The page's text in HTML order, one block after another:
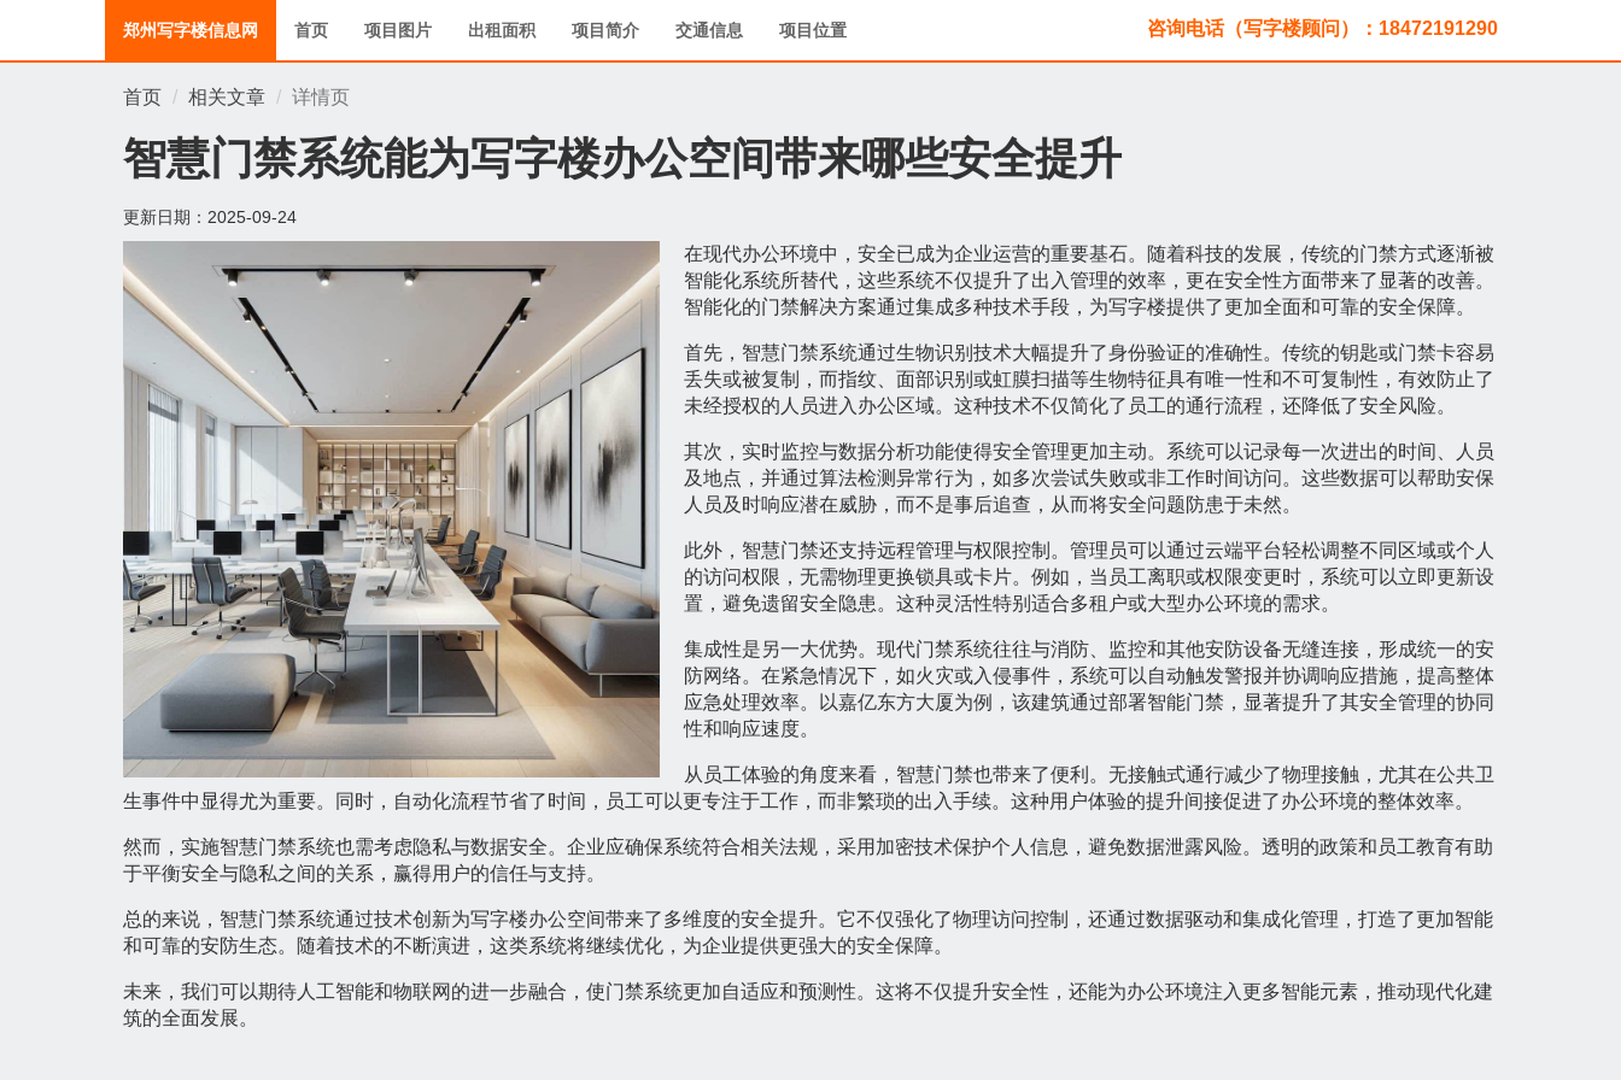
郑州写字楼信息网 首页 项目图片 出租面积 项目简介 交通信息 项目位置 咨询电话（写字楼顾问）：18472191290
首页 相关文章 详情页
智慧门禁系统能为写字楼办公空间带来哪些安全提升
更新日期： 2025-09-24
在现代办公环境中，安全已成为企业运营的重要基石。随着科技的发展，传统的门禁方式逐渐被
智能化系统所替代，这些系统不仅提升了出入管理的效率，更在安全性方面带来了显著的改善。
智能化的门禁解决方案通过集成多种技术手段，为写字楼提供了更加全面和可靠的安全保障。
首先，智慧门禁系统通过生物识别技术大幅提升了身份验证的准确性。传统的钥匙或门禁卡容易
丢失或被复制，而指纹、面部识别或虹膜扫描等生物特征具有唯一性和不可复制性，有效防止了
未经授权的人员进入办公区域。这种技术不仅简化了员工的通行流程，还降低了安全风险。
其次，实时监控与数据分析功能使得安全管理更加主动。系统可以记录每一次进出的时间、人员
及地点，并通过算法检测异常行为，如多次尝试失败或非工作时间访问。这些数据可以帮助安保
人员及时响应潜在威胁，而不是事后追查，从而将安全问题防患于未然。
此外，智慧门禁还支持远程管理与权限控制。管理员可以通过云端平台轻松调整不同区域或个人
的访问权限，无需物理更换锁具或卡片。例如，当员工离职或权限变更时，系统可以立即更新设
置，避免遗留安全隐患。这种灵活性特别适合多租户或大型办公环境的需求。
集成性是另一大优势。现代门禁系统往往与消防、监控和其他安防设备无缝连接，形成统一的安
防网络。在紧急情况下，如火灾或入侵事件，系统可以自动触发警报并协调响应措施，提高整体
应急处理效率。以嘉亿东方大厦为例，该建筑通过部署智能门禁，显著提升了其安全管理的协同
性和响应速度。
从员工体验的角度来看，智慧门禁也带来了便利。无接触式通行减少了物理接触，尤其在公共卫
生事件中显得尤为重要。同时，自动化流程节省了时间，员工可以更专注于工作，而非繁琐的出入手续。这种用户体验的提升间接促进了办公环境的整体效率。
然而，实施智慧门禁系统也需考虑隐私与数据安全。企业应确保系统符合相关法规，采用加密技术保护个人信息，避免数据泄露风险。透明的政策和员工教育有助
于平衡安全与隐私之间的关系，赢得用户的信任与支持。
总的来说，智慧门禁系统通过技术创新为写字楼办公空间带来了多维度的安全提升。它不仅强化了物理访问控制，还通过数据驱动和集成化管理，打造了更加智能
和可靠的安防生态。随着技术的不断演进，这类系统将继续优化，为企业提供更强大的安全保障。
未来，我们可以期待人工智能和物联网的进一步融合，使门禁系统更加自适应和预测性。这将不仅提升安全性，还能为办公环境注入更多智能元素，推动现代化建
筑的全面发展。